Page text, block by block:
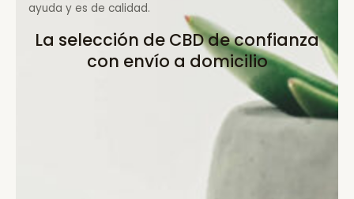
ayuda y es de calidad.
La selección de CBD de confianza
con envío a domicilio